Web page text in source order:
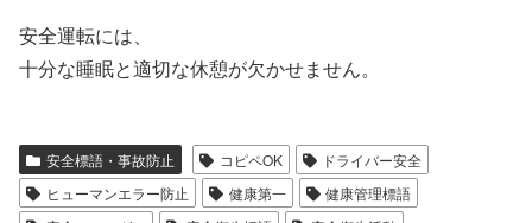
安全運転には、
十分な睡眠と適切な休憩が欠かせません。
安全標語・事故防止 コピペOK
ドライバー安全
ヒューマンエラー防止
健康第一
健康管理標語